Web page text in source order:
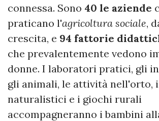
connessa. Sono 40 le aziende
praticano l'agricoltura sociale,
crescita, e 94 fattorie
che prevalentemente vedono
donne. I laboratori pratici, gli
gli animali, le attività nell'orto,
naturalistici e i giochi rurali
accompagneranno i bambini